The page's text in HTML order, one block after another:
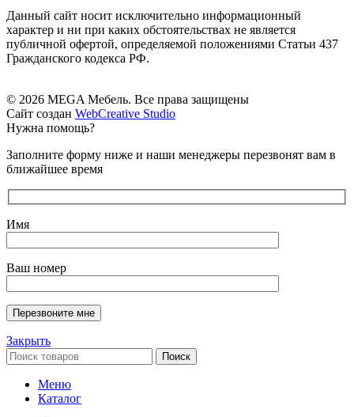
Данный сайт носит исключительно информационный
характер и ни при каких обстоятельствах не является
публичной офертой, определяемой положениями Статьи 437
Гражданского кодекса РФ.
© 2026 MEGA Мебель. Все права защищены
Сайт создан WebCreative Studio
Нужна помощь?
Заполните форму ниже и наши менеджеры перезвонят вам в
ближайшее время
Имя
Ваш номер
Закрыть
Поиск
Меню
Каталог